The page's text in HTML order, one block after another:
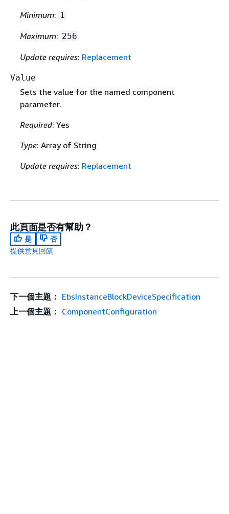
Minimum: 1
Maximum: 256
Update requires: Replacement
Value
Sets the value for the named component
parameter.
Required: Yes
Type: Array of String
Update requires: Replacement
此頁面是否有幫助？
是
否
提供意見回饋
下一個主題： EbsInstanceBlockDeviceSpecification
上一個主題： ComponentConfiguration